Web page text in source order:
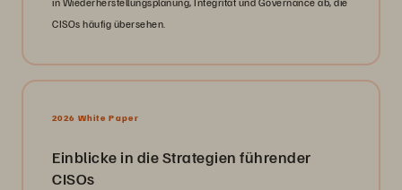
CISOs häufig übersehen.
2026 White Paper
Einblicke in die Strategien führender
CISOs